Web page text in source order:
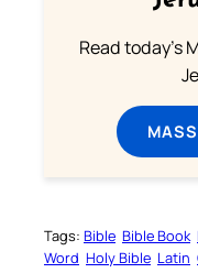
Read today's
Tags: Bible Bible Book
Word Holy Bible Latin